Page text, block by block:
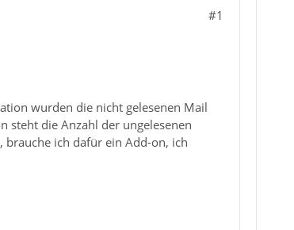
#1
wurden die nicht gelesenen Mail
steht die Anzahl der ungelesenen
ich dafür ein Add-on, ich